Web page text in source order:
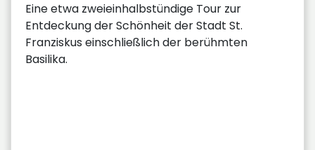
Eine etwa zweieinhalbstündige Tour zur
Entdeckung der Schönheit der Stadt St.
Franziskus einschließlich der berühmten
Basilika.